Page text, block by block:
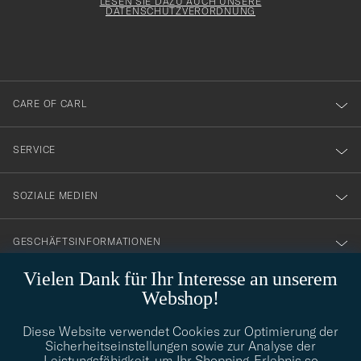
Vielen Dank für Ihr Interesse an unserem
Webshop!
Diese Website verwendet Cookies zur Optimierung der
Sicherheitseinstellungen sowie zur Analyse der
dig
till
vårt
nyhetsbrev!
DATENSCHUTZVERORDNUNG
CARE OF CARL
SERVICE
SOZIALE MEDIEN
GESCHÄFTSINFORMATIONEN
Benötigen Sie Hilfe bei der Suche nach Ihrem persönlichen Stil?
Wenden Sie sich an uns, wir helfen Ihnen gerne weiter!